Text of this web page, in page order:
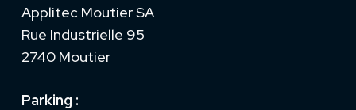
Applitec Moutier SA
Rue Industrielle 95
2740 Moutier
Parking :